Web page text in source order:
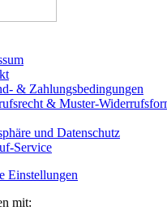
& Zahlungsbedingungen
& Muster-
und Datenschutz
Service
Einstellungen
mit: